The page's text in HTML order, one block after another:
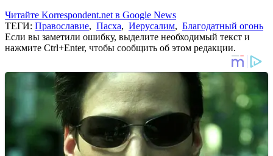
Читайте Korrespondent.net в Google News
ТЕГИ: Православие, Пасха, Иерусалим, Благодатный огонь
Если вы заметили ошибку, выделите необходимый текст и
нажмите Ctrl+Enter, чтобы сообщить об этом редакции.